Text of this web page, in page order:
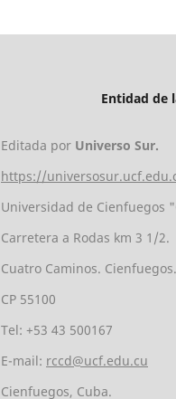
Entidad de
Editada por Universo Sur.
https://
Universidad de Cienfuegos
Carretera a Rodas km 3 1/2.
Cuatro Caminos.
CP 55100
Tel: +53 43 500167
E-mail: rccd@ucf.edu.cu
Cienfuegos, Cuba.